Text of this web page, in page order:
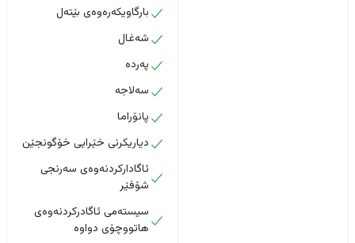
بارگاویکەرەوەی بێتەل
شەغال
پەردە
سەلاجە
پانۆراما
دیاریکرنی خێرایی خۆگونجێن
ئاگادارکردنەوەی سەرنجی
شۆفێر
سیستەمی ئاگادرکردنەوەی
هاتووچۆی دواوە